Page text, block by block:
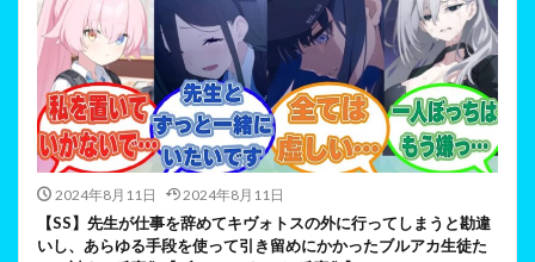
2024年8月11日 2024年8月11日
【SS】先生が仕事を辞めてキヴォトスの外に行ってしまうと勘違
いし、あらゆる手段を使って引き留めにかかったブルアカ生徒た